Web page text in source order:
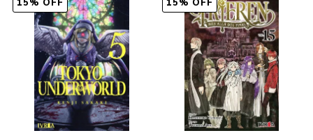
15% OFF 15% OFF